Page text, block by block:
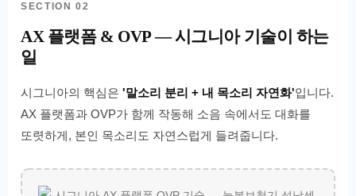
SECTION 02
AX 플랫폼 & OVP — 시그니아 기술이 하는
일
시그니아의 핵심은 '말소리 분리 + 내 목소리 자연화'입니다.
AX 플랫폼과 OVP가 함께 작동해 소음 속에서도 대화를
또렷하게, 본인 목소리도 자연스럽게 들려줍니다.